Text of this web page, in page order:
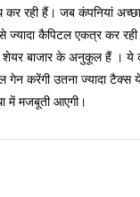
कर रही हैं। जब कंपनियां
ज्यादा कैपिटल एकत्र कर
शेयर बाजार के अनुकूल हैं । ये
गेन करेंगी उतना ज्यादा टैक्स
में मजबूती आएगी।